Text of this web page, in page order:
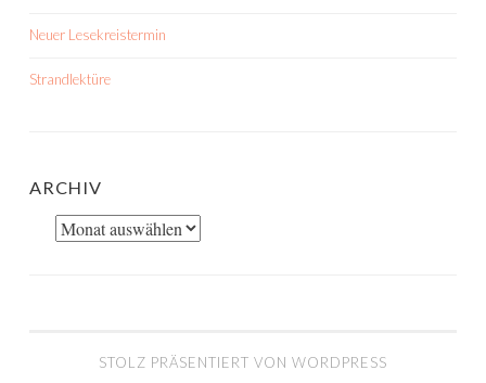
Neuer Lesekreistermin
Strandlektüre
ARCHIV
Archiv
STOLZ PRÄSENTIERT VON WORDPRESS